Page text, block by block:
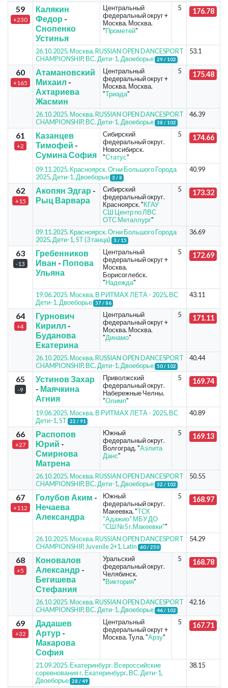
59
+230
Калякин
Федор -
Снопенко
Устинья
Центральный
федеральный округ +
Москва. Москва.
"Прометей"
5 176.78
26.10.2025. Москва. RUSSIAN OPEN DANCESPORT
CHAMPIONSHIP. ВС. Дети-1, Двоеборье 29 / 102
53.1
60
+165
Атамановский
Михаил -
Ахтариева
Жасмин
Центральный
федеральный округ +
Москва. Москва.
"Триада"
5 175.48
26.10.2025. Москва. RUSSIAN OPEN DANCESPORT
CHAMPIONSHIP. ВС. Дети-1, Двоеборье 38 / 102
46.39
61
+2
Казанцев
Тимофей -
Сумина София
Сибирский
федеральный округ.
Новосибирск.
"Статус"
5 174.66
09.11.2025. Красноярск. Огни Большого Города
2025. Дети-1, Двоеборье 3 / 8
40.99
62
+15
Акопян Эдгар -
Рыц Варвара
Сибирский
федеральный округ.
Красноярск. "КГАУ
СШ Центр по ЛВС
ОТС Металлург"
5 173.32
09.11.2025. Красноярск. Огни Большого Города
2025. Дети-1, ST (3 танца) 3 / 15
36.69
63
-13
Гребенников
Иван - Попова
Ульяна
Центральный
федеральный округ +
Москва.
Борисоглебск.
"Надежда"
5 172.69
19.06.2025. Москва. В РИТМАХ ЛЕТА - 2025. ВС
Дети-1, Двоеборье 37 / 86
43.11
64
+4
Гурнович
Кирилл -
Буданова
Екатерина
Центральный
федеральный округ +
Москва. Москва.
"Динамо"
5 171.11
26.10.2025. Москва. RUSSIAN OPEN DANCESPORT
CHAMPIONSHIP. ВС. Дети-1, Двоеборье 50 / 102
40.44
65
-9
Устинов Захар
- Маячкина
Агния
Приволжский
федеральный округ.
Набережные Челны.
"Олимп"
5 169.74
19.06.2025. Москва. В РИТМАХ ЛЕТА - 2025. ВС
Дети-1, ST
22 / 91
40.89
66
+27
Распопов
Юрий -
Смирнова
Матрена
Южный
федеральный округ.
Волгоград. "Аэлита
Данс"
5 169.13
26.10.2025. Москва. RUSSIAN OPEN DANCESPORT
CHAMPIONSHIP. ВС. Дети-1, Двоеборье 32 / 102
50.55
67
+112
Голубов Аким -
Нечаева
Александра
Южный
федеральный округ.
Макеевка. "ТСК
"Адажио" МБУ ДО
"СШ №5 г.Макеевки""
5 168.97
26.10.2025. Москва. RUSSIAN OPEN DANCESPORT
CHAMPIONSHIP. Juvenile 2+1, Latin 60 / 250
54.29
68
+5
Коновалов
Александр -
Бегишева
Стефания
Уральский
федеральный округ.
Челябинск.
"Виктория"
5 168.78
26.10.2025. Москва. RUSSIAN OPEN DANCESPORT
CHAMPIONSHIP. ВС. Дети-1, Двоеборье 46 / 102
42.16
69
+32
Дадашев
Артур -
Макарова
София
Центральный
федеральный округ +
Москва. Тула. "Арзу"
5 167.71
21.09.2025. Екатеринбург. Всероссийские
соревнования г. Екатеринбург. ВС. Дети-1,
Двоеборье 28 / 49
38.15